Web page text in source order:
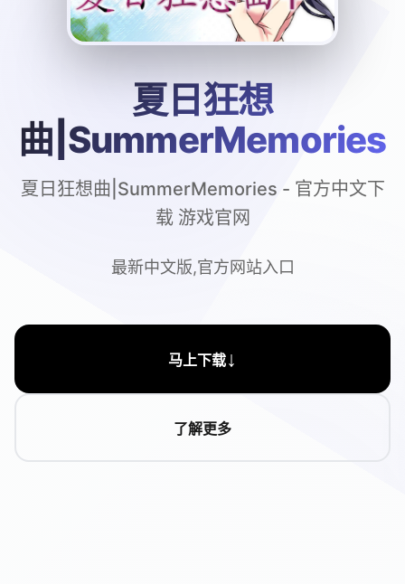
夏日狂想
曲|SummerMemories
夏日狂想曲|SummerMemories - 官方中文下
载 游戏官网
最新中文版,官方网站入口
马上下载↓
了解更多